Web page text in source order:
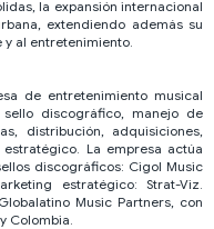
la expansión internacional
extendiendo además su
al entretenimiento.
de entretenimiento musical
discográfico, manejo de
distribución, adquisiciones,
La empresa actúa
discográficos: Cigol Music
estratégico: Strat-Viz.
Music Partners, con
Colombia.